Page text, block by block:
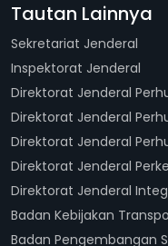
Tautan Lainnya
Sekretariat Jenderal
Inspektorat Jenderal
Direktorat Jenderal
Direktorat Jenderal
Direktorat Jenderal
Direktorat Jenderal
Direktorat Jenderal
Badan Kebijakan
Badan Pengembangan